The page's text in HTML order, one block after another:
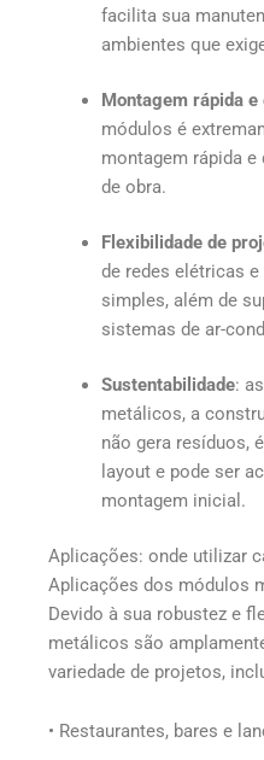
facilita sua
ambientes que
Montagem rápida
módulos é
montagem rápida e
de obra.
Flexibilidade de
de redes elétricas
simples, além de
sistemas de ar-
Sustentabilidade:
metálicos, a
não gera resíduos,
layout e pode ser
montagem inicial.
Aplicações: onde utilizar
Aplicações dos módulos
Devido à sua robustez e
metálicos são
variedade de projetos,
• Restaurantes, bares e